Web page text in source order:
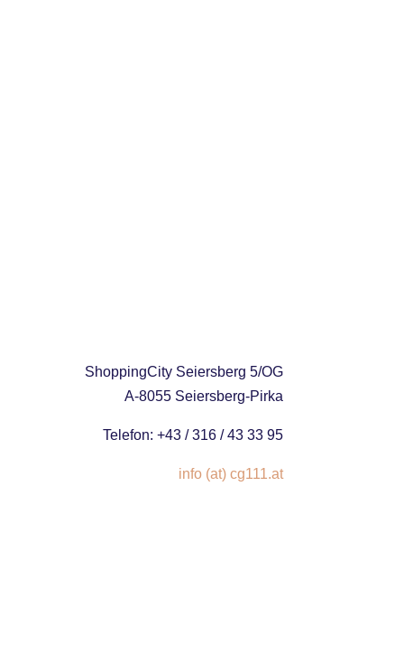
ShoppingCity Seiersberg 5/OG
A-8055 Seiersberg-Pirka
Telefon: +43 / 316 / 43 33 95
info (at) cg111.at